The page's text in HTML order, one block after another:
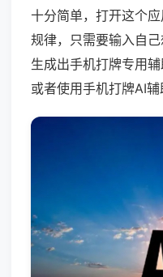
十分简单，打开这个
规律，只需要输入自
生成出手机打牌专用
或者使用手机打牌AI辅